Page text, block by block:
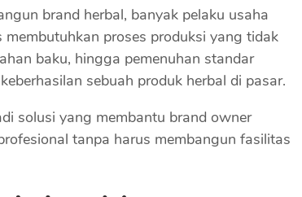
brand herbal, banyak pelaku usaha
proses produksi yang tidak
baku, hingga pemenuhan standar
sebuah produk herbal di pasar.
solusi yang membantu brand owner
tanpa harus membangun fasilitas